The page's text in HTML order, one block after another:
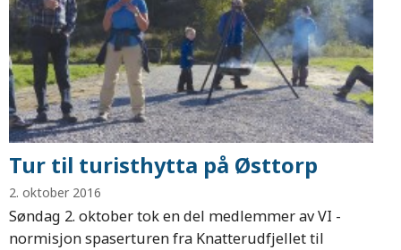
Tur til turisthytta på Østtorp
2. oktober 2016
Søndag 2. oktober tok en del medlemmer av VI -
normisjon spaserturen fra Knatterudfjellet til